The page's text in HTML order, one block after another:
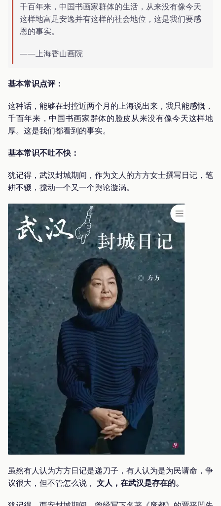
千百年来，中国书画家群体的生活，从来没有像今天
这样地富足安逸并有这样的社会地位，这是我们要感
恩的事实。
——上海香山画院
基本常识点评：
这种话，能够在封控近两个月的上海说出来，我只能感慨，
千百年来，中国书画家群体的脸皮从来没有像今天这样地
厚。这是我们都看到的事实。
基本常识不吐不快：
犹记得，武汉封城期间，作为文人的方方女士撰写日记，笔
耕不辍，搅动一个又一个舆论漩涡。
虽然有人认为方方日记是递刀子，有人认为是为民请命，争
议很大，但不管怎么说， 文人，在武汉是存在的。